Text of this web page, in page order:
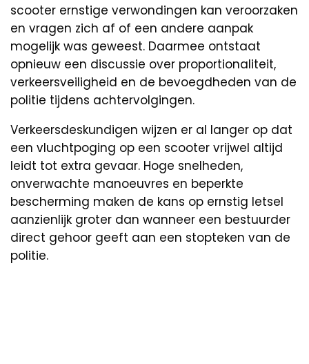
scooter ernstige verwondingen kan veroorzaken
en vragen zich af of een andere aanpak
mogelijk was geweest. Daarmee ontstaat
opnieuw een discussie over proportionaliteit,
verkeersveiligheid en de bevoegdheden van de
politie tijdens achtervolgingen.
Verkeersdeskundigen wijzen er al langer op dat
een vluchtpoging op een scooter vrijwel altijd
leidt tot extra gevaar. Hoge snelheden,
onverwachte manoeuvres en beperkte
bescherming maken de kans op ernstig letsel
aanzienlijk groter dan wanneer een bestuurder
direct gehoor geeft aan een stopteken van de
politie.